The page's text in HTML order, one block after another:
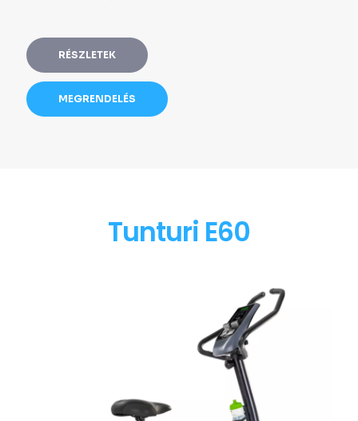
RÉSZLETEK
MEGRENDELÉS
Tunturi E60